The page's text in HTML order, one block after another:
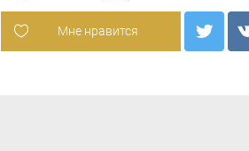
Мне нравится